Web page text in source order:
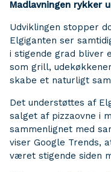
Madlavningen rykker
Udviklingen stopper
Elgiganten ser
i stigende grad bliver
som grill,
skabe et naturligt
Det understøttes af
salget af pizzaovne i
sammenlignet med
viser Google Trends,
været stigende siden